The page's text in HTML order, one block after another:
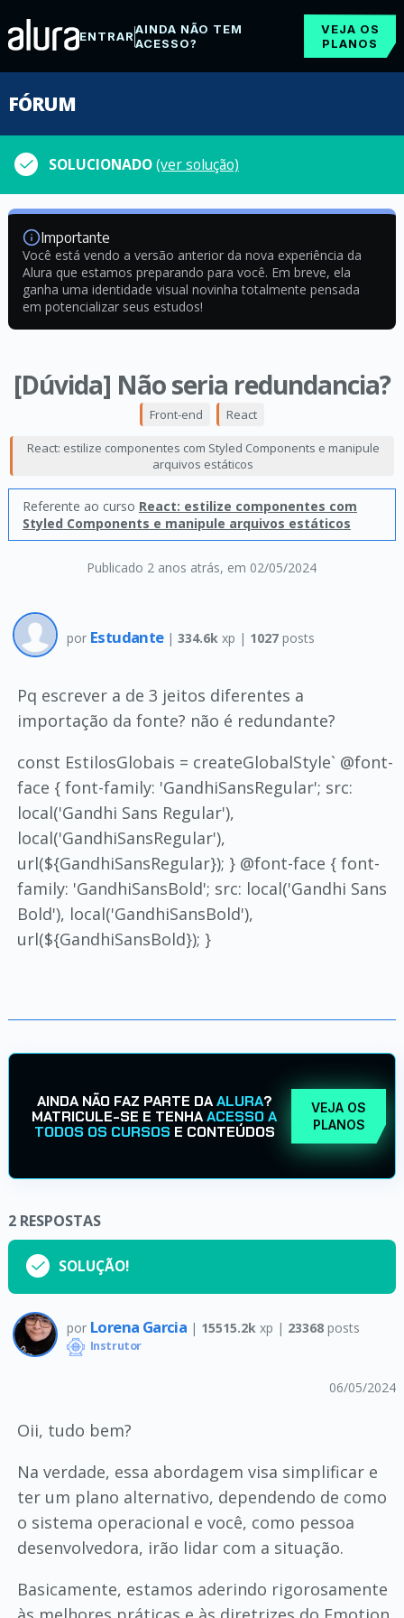
ENTRARAINDA NÃO TEM
ACESSO?
VEJA OS
PLANOS
FÓRUM
SOLUCIONADO(ver solução)
Importante
Você está vendo a versão anterior da nova experiência da
Alura que estamos preparando para você. Em breve, ela
ganha uma identidade visual novinha totalmente pensada
em potencializar seus estudos!
[Dúvida] Não seria redundancia?
Publicado 2 anos atrás, em 02/05/2024
Front-end React
React: estilize componentes com Styled Components e manipule
arquivos estáticos
Referente ao curso React: estilize componentes com
Styled Components e manipule arquivos estáticos
por Estudante | 334.6k xp | 1027posts
Pq escrever a de 3 jeitos diferentes a
importação da fonte? não é redundante?
const EstilosGlobais = createGlobalStyle` @font-
face { font-family: 'GandhiSansRegular'; src:
local('Gandhi Sans Regular'),
local('GandhiSansRegular'),
url(${GandhiSansRegular}); } @font-face { font-
family: 'GandhiSansBold'; src: local('Gandhi Sans
Bold'), local('GandhiSansBold'),
url(${GandhiSansBold}); }
AINDA NÃO FAZ PARTE DAALURA?
MATRICULE-SE E TENHAACESSO A
TODOS OS CURSOS E CONTEÚDOS
VEJA OS
PLANOS
2 RESPOSTAS
SOLUÇÃO!
por Lorena Garcia | 15515.2k xp | 23368posts
Instrutor
06/05/2024
Oii, tudo bem?
Na verdade, essa abordagem visa simplificar e
ter um plano alternativo, dependendo de como
o sistema operacional e você, como pessoa
desenvolvedora, irão lidar com a situação.
Basicamente, estamos aderindo rigorosamente